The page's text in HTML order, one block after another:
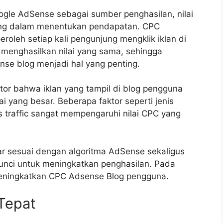
AdSense sebagai sumber penghasilan, nilai
dalam menentukan pendapatan. CPC
setiap kali pengunjung mengklik iklan di
nilai yang sama, sehingga
blog menjadi hal yang penting.
bahwa iklan yang tampil di blog pengguna
yang besar. Beberapa faktor seperti jenis
sangat mempengaruhi nilai CPC yang
sesuai dengan algoritma AdSense sekaligus
untuk meningkatkan penghasilan. Pada
CPC Adsense Blog pengguna.